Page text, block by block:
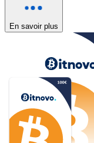
En savoir plus